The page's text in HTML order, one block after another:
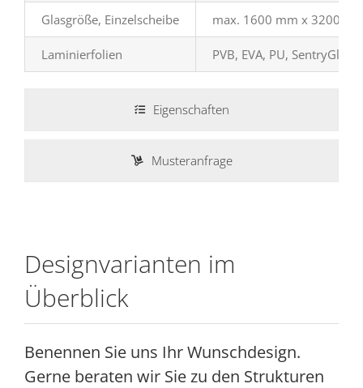
Glasgröße, Einzelscheibe max. 1600 mm x 3200
Laminierfolien PVB, EVA, PU,
Eigenschaften
Musteranfrage
Designvarianten im
Überblick
Benennen Sie uns Ihr Wunschdesign.
Gerne beraten wir Sie zu den Strukturen